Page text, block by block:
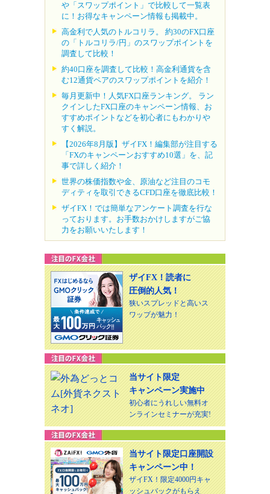
や「スワップポイント」で比較して一覧表
に！お得なキャンペーン情報も掲載中。
高金利で人気のトルコリラ。 約30のFX口座
の「トルコリラ/円」のスワップポイントを
調査して比較！
約40口座を調査して比較！高金利通貨を含
む12通貨ペアのスワップポイントを紹介！
毎月更新中！人気FX口座ランキング。 ラン
クインしたFX口座のキャンペーン情報、お
すすめポイントなどを初心者にもわかりや
すく解説。
【2026年8月版】ザイFX！編集部が注目する
「FXのキャンペーンおすすめ10選」を、記
事で詳しく紹介！
世界の株価指数や金、原油など注目のコモ
ディティを取引できるCFD口座を徹底比較！
ザイFX！では簡単なアンケート調査を行な
っております。お手数おかけしますがご協
力をお願いいたします！
ザイFX！読者に
圧倒的人気！
狭いスプレッドと高いス
ワップが魅力！
当サイト限定
キャンペーン実施中
初心者にうれしい無料オ
ンラインセミナーが充実!
当サイト限定口座開設
キャンペーン中！
ザイFX！限定4000円キャ
ッシュバックがもらえ